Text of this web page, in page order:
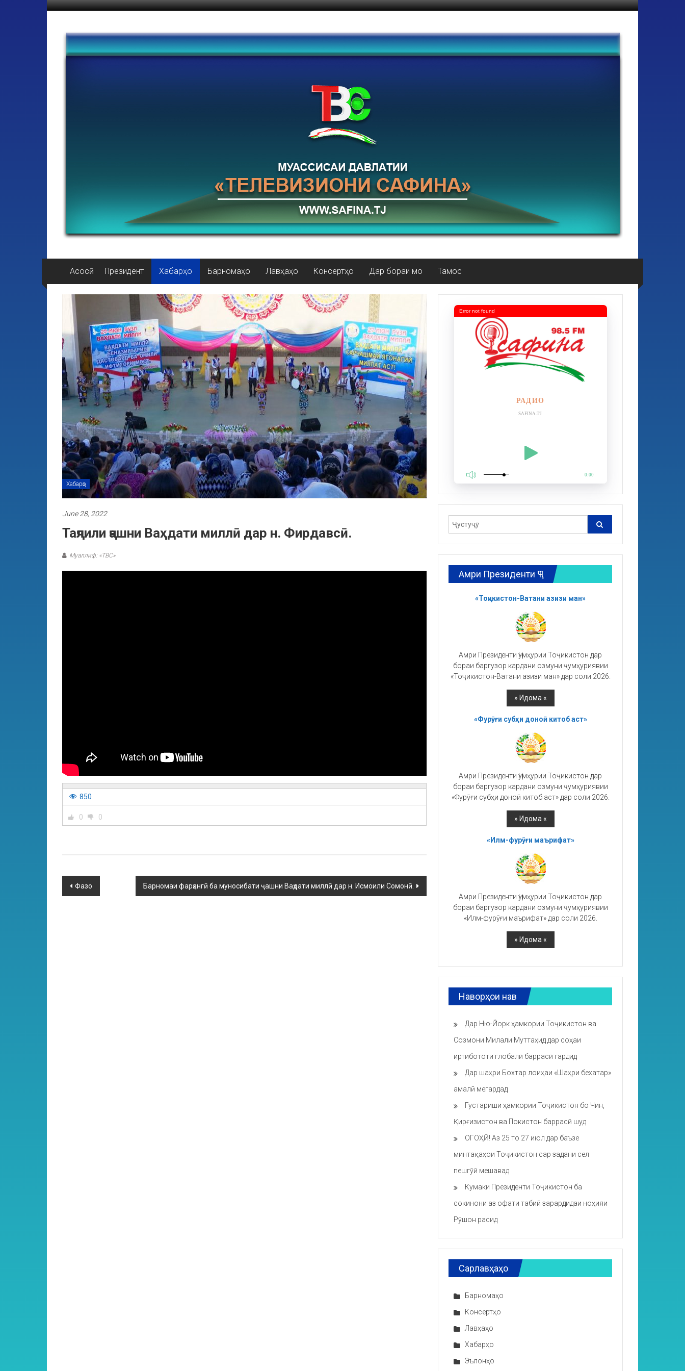
Асосӣ Президент Хабарҳо Барномаҳо Лавҳаҳо Консертҳо Дар бораи мо Тамос
Хабарҳо
June 28, 2022
Таҷлили ҷашни Ваҳдати миллӣ дар н. Фирдавсӣ.
Муаллиф: «ТВС»
850
0 0
Фазо Барномаи фарҳангӣ ба муносибати ҷашни Ваҳдати миллӣ дар н. Исмоили Сомонӣ.
РАДИО
SAFINA.TJ
0:00
Error not found
Амри Президенти ҶТ
«Тоҷикистон-Ватани азизи ман»
Амри Президенти Ҷумҳурии Тоҷикистон дар
бораи баргузор кардани озмуни ҷумҳуриявии
«Тоҷикистон-Ватани азизи ман» дар соли 2026.
«Фурӯғи субҳи доноӣ китоб аст»
Амри Президенти Ҷумҳурии Тоҷикистон дар
бораи баргузор кардани озмуни ҷумҳуриявии
«Фурӯғи субҳи доноӣ китоб аст» дар соли 2026.
«Илм-фурӯғи маърифат»
Амри Президенти Ҷумҳурии Тоҷикистон дар
бораи баргузор кардани озмуни ҷумҳуриявии
«Илм-фурӯғи маърифат» дар соли 2026.
Наворҳои нав
Дар Ню-Йорк ҳамкории Тоҷикистон ва
Созмони Милали Муттаҳид дар соҳаи
иртибототи глобалӣ баррасӣ гардид
Дар шаҳри Бохтар лоиҳаи «Шаҳри бехатар»
амалӣ мегардад
Густариши ҳамкории Тоҷикистон бо Чин,
Қирғизистон ва Покистон баррасӣ шуд
ОГОҲӢ! Аз 25 то 27 июл дар баъзе
минтақаҳои Тоҷикистон сар задани сел
пешгӯӣ мешавад
Кумаки Президенти Тоҷикистон ба
сокинони аз офати табиӣ зарардидаи ноҳияи
Рӯшон расид
Сарлавҳаҳо
Барномаҳо
Консертҳо
Лавҳаҳо
Хабарҳо
Эълонҳо